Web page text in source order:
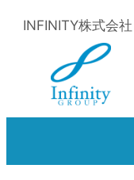
INFINITY株式会社